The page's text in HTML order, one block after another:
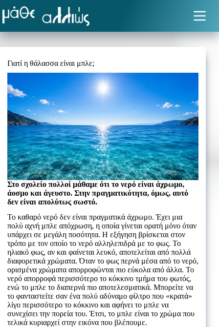
στο
περιεχόμενο
Γιατί η θάλασσα είναι μπλε;
Στο σχολείο πολλοί μάθαμε ότι το νερό είναι άχρωμο,
άοσμο και άγευστο. Στην πραγματικότητα, όμως, αυτό
δεν είναι απολύτως σωστό.
Το καθαρό νερό δεν είναι πραγματικά άχρωμο. Έχει μια
πολύ αχνή μπλε απόχρωση, η οποία γίνεται ορατή μόνο όταν
υπάρχει σε μεγάλη ποσότητα. Η εξήγηση βρίσκεται στον
τρόπο με τον οποίο το νερό αλληλεπιδρά με το φως. Το
ηλιακό φως, αν και φαίνεται λευκό, αποτελείται από πολλά
διαφορετικά χρώματα. Όταν το φως περνά μέσα από το νερό,
ορισμένα χρώματα απορροφώνται πιο εύκολα από άλλα. Το
νερό απορροφά περισσότερο το κόκκινο τμήμα του φωτός,
ενώ το μπλε το διαπερνά πιο αποτελεσματικά. Μπορείτε να
το φανταστείτε σαν ένα πολύ αδύναμο φίλτρο που «κρατά»
λίγο περισσότερο το κόκκινο και αφήνει το μπλε να
συνεχίσει την πορεία του. Έτσι, το μπλε είναι το χρώμα που
τελικά κυριαρχεί στην εικόνα που βλέπουμε.